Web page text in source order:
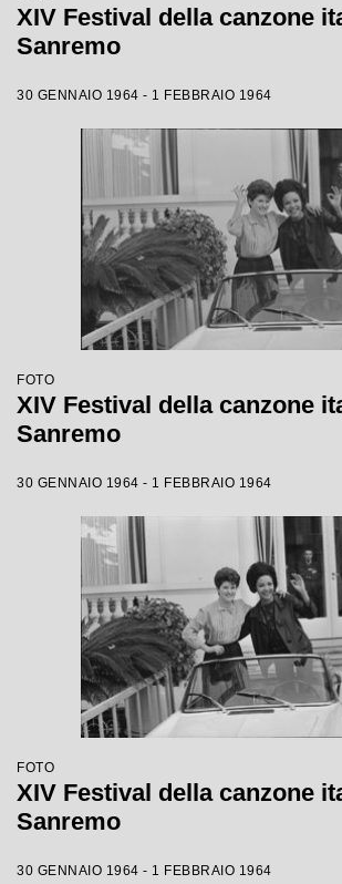
XIV Festival della canzone
Sanremo
30 GENNAIO 1964 - 1 FEBBRAIO 1964
FOTO
XIV Festival della canzone
Sanremo
30 GENNAIO 1964 - 1 FEBBRAIO 1964
FOTO
XIV Festival della canzone
Sanremo
30 GENNAIO 1964 - 1 FEBBRAIO 1964